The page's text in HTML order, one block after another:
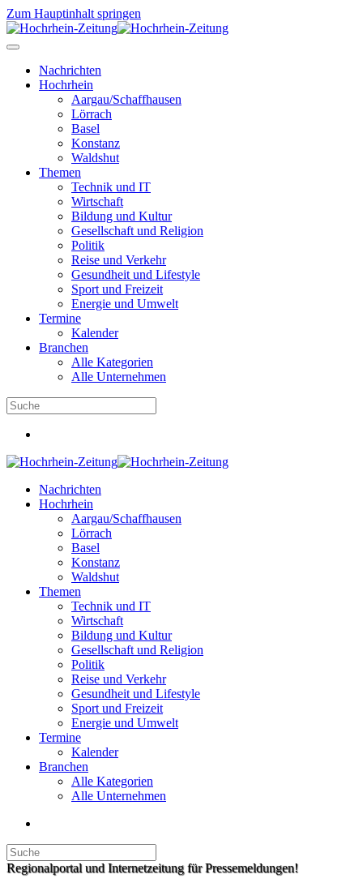
Zum Hauptinhalt springen
Nachrichten
Hochrhein
Aargau/Schaffhausen
Lörrach
Basel
Konstanz
Waldshut
Themen
Technik und IT
Wirtschaft
Bildung und Kultur
Gesellschaft und Religion
Politik
Reise und Verkehr
Gesundheit und Lifestyle
Sport und Freizeit
Energie und Umwelt
Termine
Kalender
Branchen
Alle Kategorien
Alle Unternehmen
Nachrichten
Hochrhein
Aargau/Schaffhausen
Lörrach
Basel
Konstanz
Waldshut
Themen
Technik und IT
Wirtschaft
Bildung und Kultur
Gesellschaft und Religion
Politik
Reise und Verkehr
Gesundheit und Lifestyle
Sport und Freizeit
Energie und Umwelt
Termine
Kalender
Branchen
Alle Kategorien
Alle Unternehmen
Regionalportal und Internetzeitung für Pressemeldungen!